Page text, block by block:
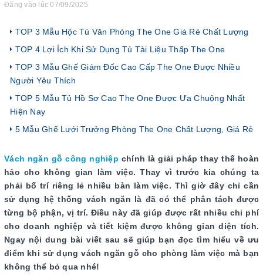
Đăng vào lúc 07/09/2025
TOP 3 Mẫu Hộc Tủ Văn Phòng The One Giá Rẻ Chất Lượng
TOP 4 Lợi Ích Khi Sử Dụng Tủ Tài Liệu Thấp The One
TOP 3 Mẫu Ghế Giám Đốc Cao Cấp The One Được Nhiều
Người Yêu Thích
TOP 5 Mẫu Tủ Hồ Sơ Cao The One Được Ưa Chuộng Nhất
Hiện Nay
5 Mẫu Ghế Lưới Trưởng Phòng The One Chất Lượng, Giá Rẻ
Vách ngăn gỗ công nghiệp chính là giải pháp thay thế hoàn
hảo cho không gian làm việc. Thay vì trước kia chúng ta
phải bố trí riêng lẻ nhiều bàn làm việc. Thì giờ đây chỉ cần
sử dụng hệ thống vách ngăn là đã có thể phân tách được
từng bộ phận, vị trí. Điều này đã giúp được rất nhiều chi phí
cho doanh nghiệp và tiết kiệm được không gian diện tích.
Ngay nội dung bài viết sau sẽ giúp bạn đọc tìm hiểu về ưu
điểm khi sử dụng vách ngăn gỗ cho phòng làm việc mà bạn
không thể bỏ qua nhé!